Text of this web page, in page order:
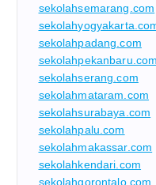
sekolahsemarang.com
sekolahpadang.com
sekolahpekanbaru.com
sekolahserang.com
sekolahmataram.com
sekolahsurabaya.com
sekolahpalu.com
sekolahmakassar.com
sekolahkendari.com
sekolahgorontalo.com